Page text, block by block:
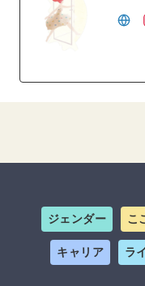
ジェンダー こ
キャリア ラ